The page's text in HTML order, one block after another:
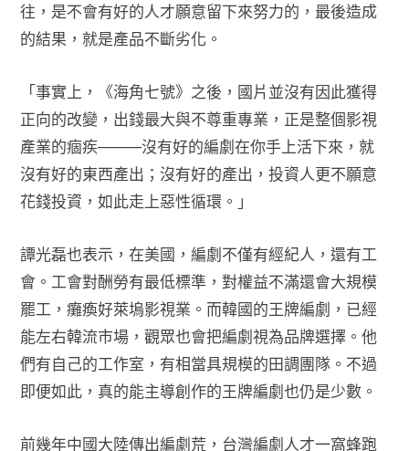
往，是不會有好的人才願意留下來努力的，最後造成
的結果，就是產品不斷劣化。
「事實上，《海角七號》之後，國片並沒有因此獲得
正向的改變，出錢最大與不尊重專業，正是整個影視
產業的痼疾────沒有好的編劇在你手上活下來，就
沒有好的東西產出；沒有好的產出，投資人更不願意
花錢投資，如此走上惡性循環。」
譚光磊也表示，在美國，編劇不僅有經紀人，還有工
會。工會對酬勞有最低標準，對權益不滿還會大規模
罷工，癱瘓好萊塢影視業。而韓國的王牌編劇，已經
能左右韓流市場，觀眾也會把編劇視為品牌選擇。他
們有自己的工作室，有相當具規模的田調團隊。不過
即便如此，真的能主導創作的王牌編劇也仍是少數。
前幾年中國大陸傳出編劇荒，台灣編劇人才一窩蜂跑